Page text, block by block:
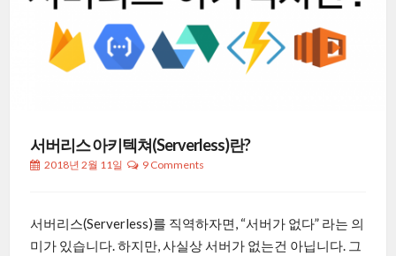
서버리스 아키텍쳐(Serverless)란?
2018년 2월 11일 9 Comments
서버리스(Serverless)를 직역하자면, “서버가 없다” 라는 의
미가 있습니다. 하지만, 사실상 서버가 없는건 아닙니다. 그